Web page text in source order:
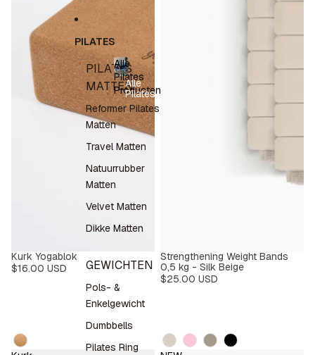
PILATES
PILATES
MATTEN
Reformer Pilates
Matten
Travel Matten
Natuurrubber
Matten
Velvet Matten
Dikke Matten
GEWICHTEN
Pols- &
Enkelgewicht
Dumbbells
Pilates Ring
Alle
Pilates
Producten
Alle
Pilates
Producten
Kurk Yogablok
$16.00 USD
Design
Strengthening Weight Bands
0,5 kg - Silk Beige
$25.00 USD
Kleur